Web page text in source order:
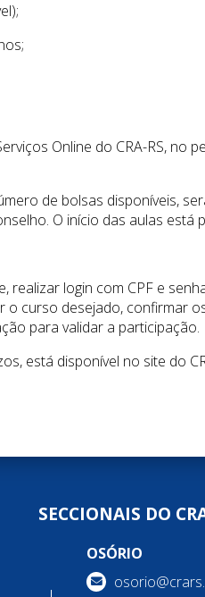
Online do CRA-RS, no
de bolsas disponíveis,
O início das aulas está
realizar login com CPF e
o curso desejado, confirmar
para validar a participação.
está disponível no site do
SECCIONAIS DO
OSÓRIO